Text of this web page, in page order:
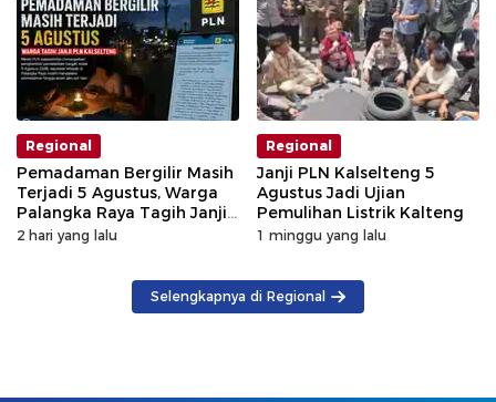
Regional
Pemadaman Bergilir Masih
Terjadi 5 Agustus, Warga
Palangka Raya Tagih Janji
GM PLN Kaltengsel
2 hari yang lalu
Regional
Janji PLN Kalselteng 5
Agustus Jadi Ujian
Pemulihan Listrik Kalteng
1 minggu yang lalu
Selengkapnya di Regional